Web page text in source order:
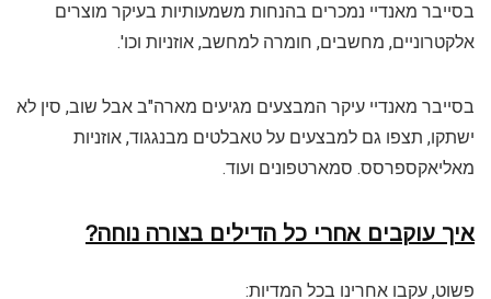
בסייבר מאנדיי נמכרים בהנחות משמעותיות בעיקר מוצרים
אלקטרוניים, מחשבים, חומרה למחשב, אוזניות וכו'.
בסייבר מאנדיי עיקר המבצעים מגיעים מארה"ב אבל שוב, סין לא
ישתקו, תצפו גם למבצעים על טאבלטים מבנגגוד, אוזניות
מאליאקספרסס. סמארטפונים ועוד.
איך עוקבים אחרי כל הדילים בצורה נוחה?
פשוט, עקבו אחרינו בכל המדיות: